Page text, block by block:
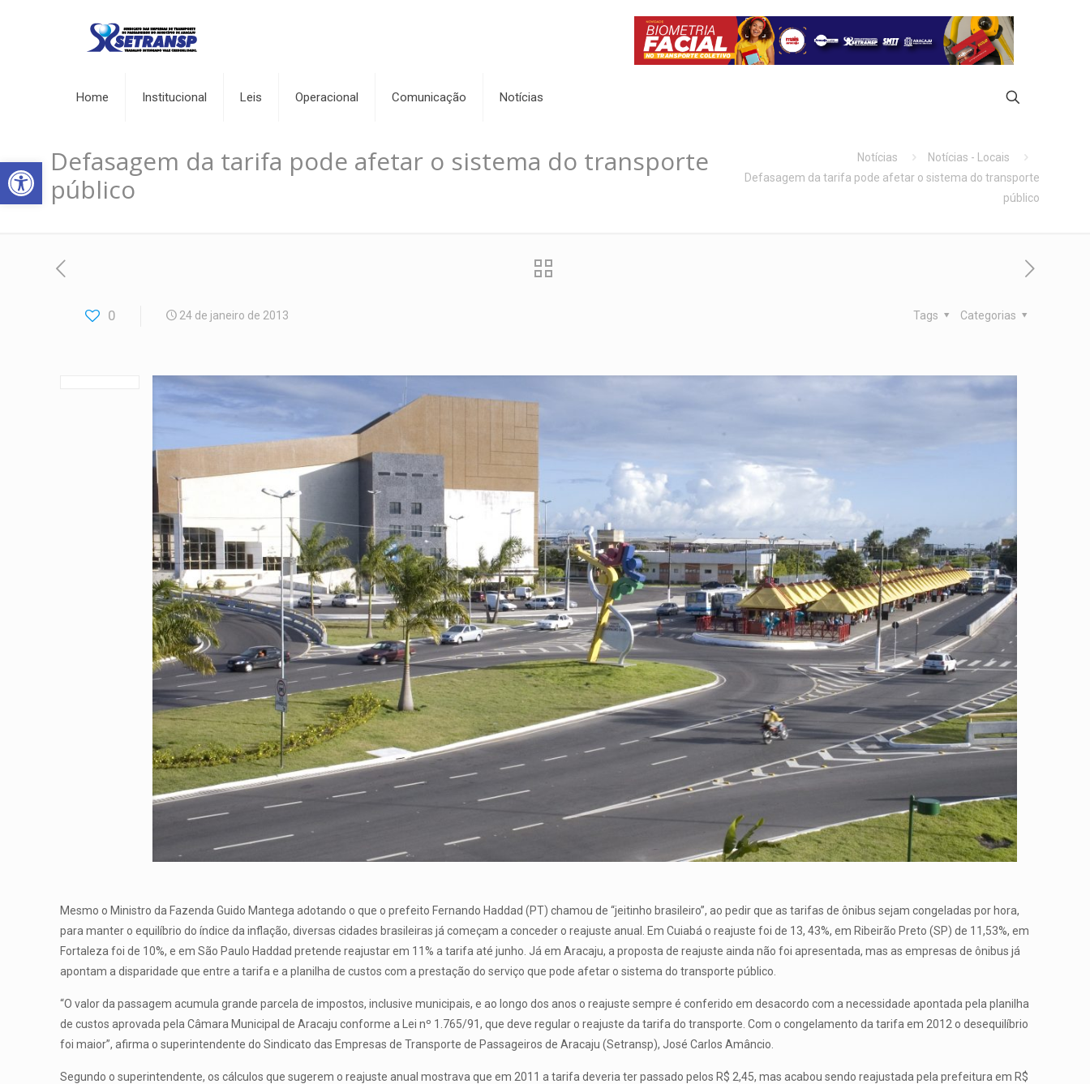
Abrir a barra de ferramentas
Home Institucional Leis Operacional Comunicação Notícias
Defasagem da tarifa pode afetar o sistema do transporte
público
Notícias
Notícias - Locais
Defasagem da tarifa pode afetar o sistema do transporte
público
0 24 de janeiro de 2013 Categorias
Tags
Mesmo o Ministro da Fazenda Guido Mantega adotando o que o prefeito Fernando Haddad (PT) chamou de “jeitinho brasileiro”, ao pedir que as tarifas de ônibus sejam congeladas por hora,
para manter o equilíbrio do índice da inflação, diversas cidades brasileiras já começam a conceder o reajuste anual. Em Cuiabá o reajuste foi de 13, 43%, em Ribeirão Preto (SP) de 11,53%, em
Fortaleza foi de 10%, e em São Paulo Haddad pretende reajustar em 11% a tarifa até junho. Já em Aracaju, a proposta de reajuste ainda não foi apresentada, mas as empresas de ônibus já
apontam a disparidade que entre a tarifa e a planilha de custos com a prestação do serviço que pode afetar o sistema do transporte público.
“O valor da passagem acumula grande parcela de impostos, inclusive municipais, e ao longo dos anos o reajuste sempre é conferido em desacordo com a necessidade apontada pela planilha
de custos aprovada pela Câmara Municipal de Aracaju conforme a Lei nº 1.765/91, que deve regular o reajuste da tarifa do transporte. Com o congelamento da tarifa em 2012 o desequilíbrio
foi maior”, afirma o superintendente do Sindicato das Empresas de Transporte de Passageiros de Aracaju (Setransp), José Carlos Amâncio.
Segundo o superintendente, os cálculos que sugerem o reajuste anual mostrava que em 2011 a tarifa deveria ter passado pelos R$ 2,45, mas acabou sendo reajustada pela prefeitura em R$